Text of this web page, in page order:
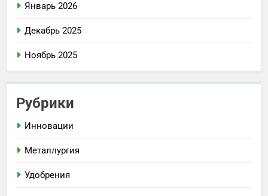
Январь 2026
Декабрь 2025
Ноябрь 2025
Рубрики
Инновации
Металлургия
Удобрения